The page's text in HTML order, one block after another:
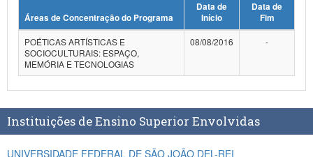
Planalto
Áreas de Concentração do Programa
Data de
Início
Data de
Fim
POÉTICAS ARTÍSTICAS E
SOCIOCULTURAIS: ESPAÇO,
MEMÓRIA E TECNOLOGIAS
08/08/2016 -
Instituições de Ensino Superior Envolvidas
UNIVERSIDADE FEDERAL DE SÃO JOÃO DEL-REI